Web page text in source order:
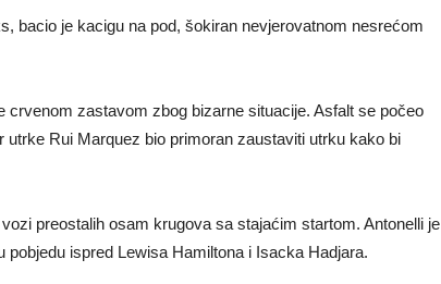
bacio je kacigu na pod, šokiran nevjerovatnom nesrećom
crvenom zastavom zbog bizarne situacije. Asfalt se počeo
Rui Marquez bio primoran zaustaviti utrku kako bi
preostalih osam krugova sa stajaćim startom. Antonelli je
ispred Lewisa Hamiltona i Isacka Hadjara.